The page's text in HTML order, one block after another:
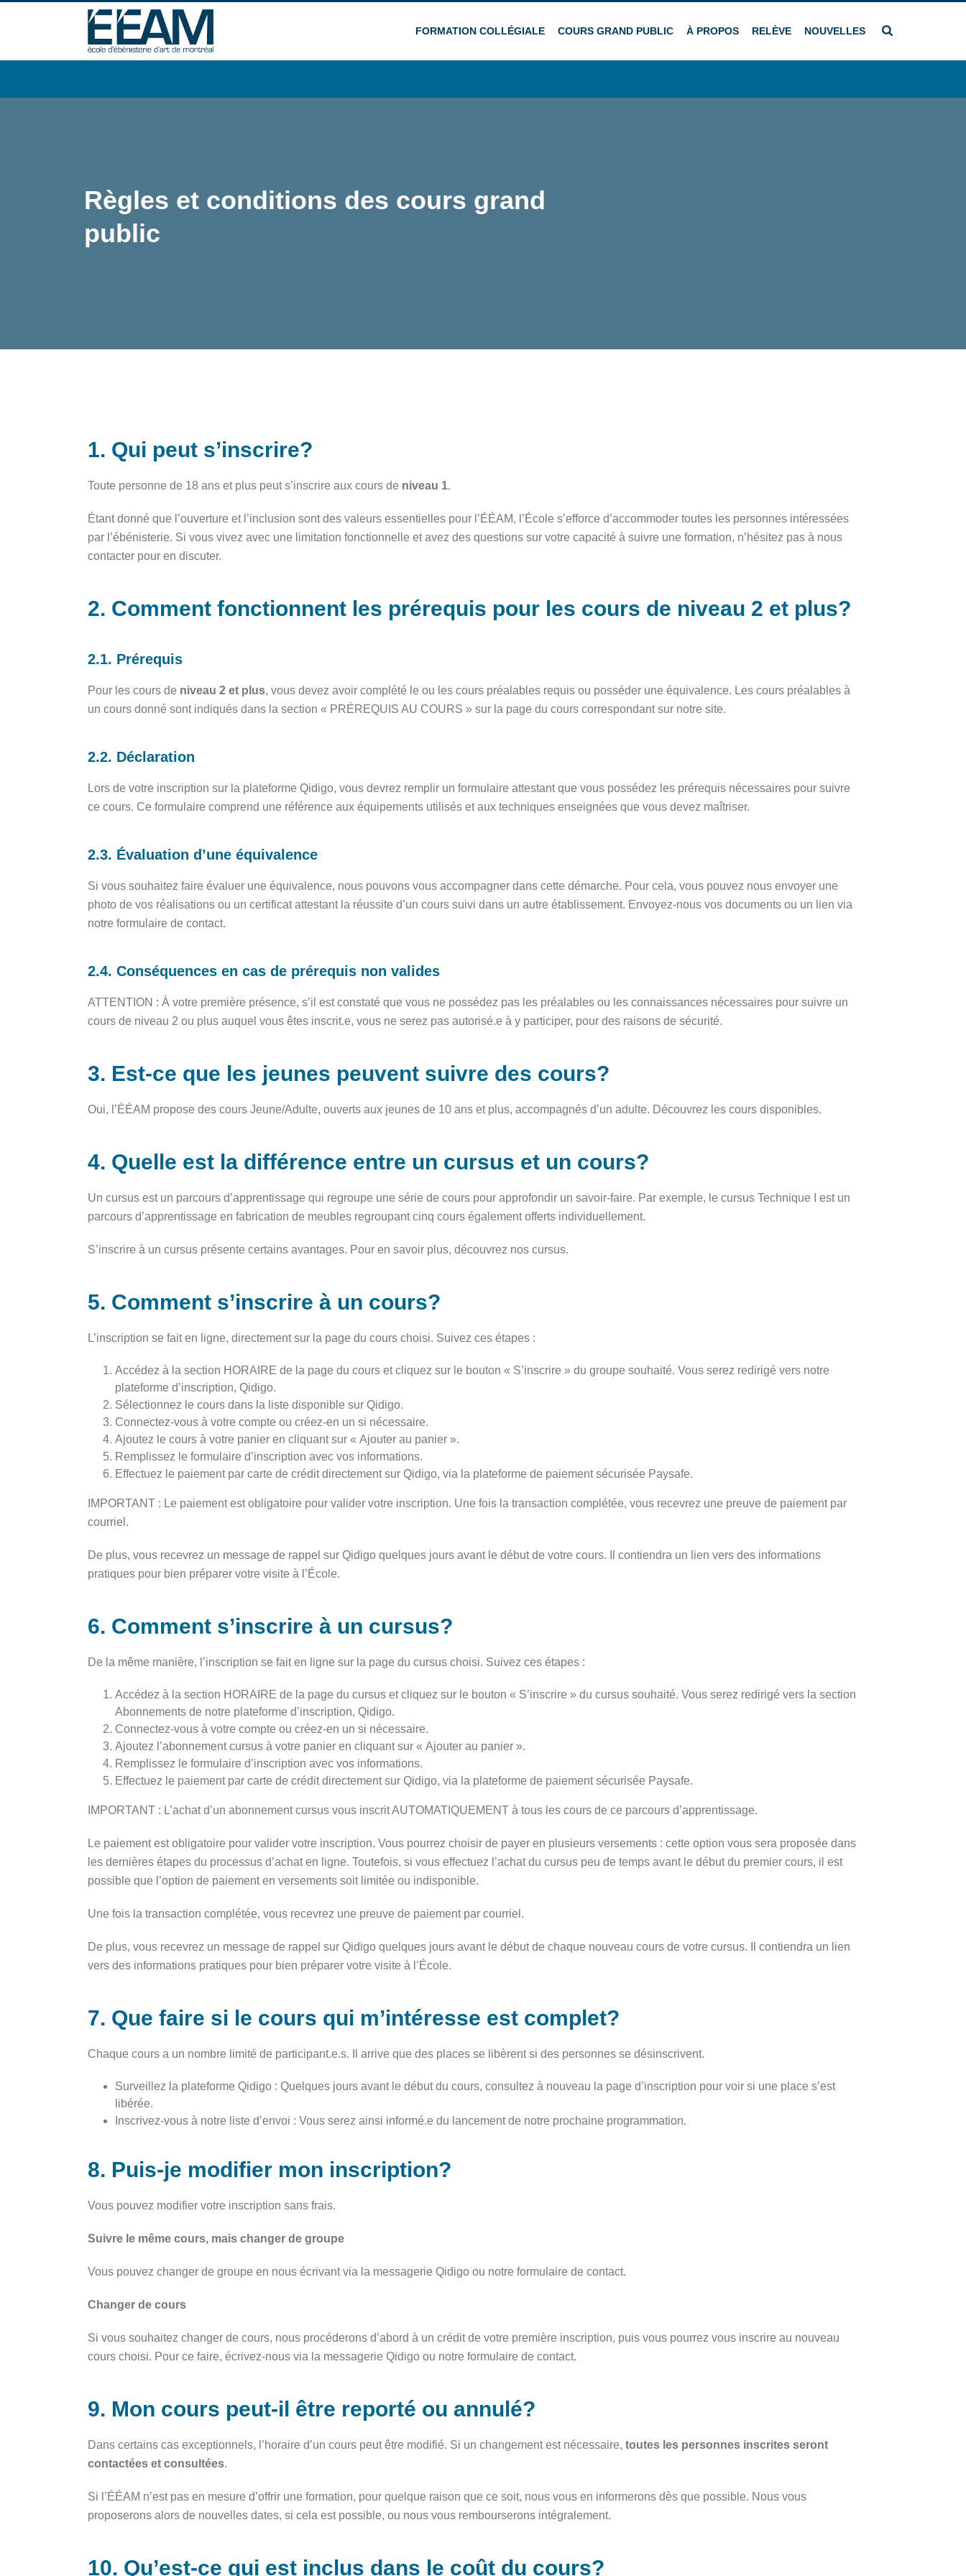
FORMATION COLLÉGIALE COURS GRAND PUBLIC À PROPOS RELÈVE NOUVELLES
Règles et conditions des cours grand
public
1. Qui peut s’inscrire?
Toute personne de 18 ans et plus peut s’inscrire aux cours de niveau 1.
Étant donné que l’ouverture et l’inclusion sont des valeurs essentielles pour l’ÉÉAM, l’École s’efforce d’accommoder toutes les personnes intéressées
par l’ébénisterie. Si vous vivez avec une limitation fonctionnelle et avez des questions sur votre capacité à suivre une formation, n’hésitez pas à nous
contacter pour en discuter.
2. Comment fonctionnent les prérequis pour les cours de niveau 2 et plus?
2.1. Prérequis
Pour les cours de niveau 2 et plus, vous devez avoir complété le ou les cours préalables requis ou posséder une équivalence. Les cours préalables à
un cours donné sont indiqués dans la section « PRÉREQUIS AU COURS » sur la page du cours correspondant sur notre site.
2.2. Déclaration
Lors de votre inscription sur la plateforme Qidigo, vous devrez remplir un formulaire attestant que vous possédez les prérequis nécessaires pour suivre
ce cours. Ce formulaire comprend une référence aux équipements utilisés et aux techniques enseignées que vous devez maîtriser.
2.3. Évaluation d’une équivalence
Si vous souhaitez faire évaluer une équivalence, nous pouvons vous accompagner dans cette démarche. Pour cela, vous pouvez nous envoyer une
photo de vos réalisations ou un certificat attestant la réussite d’un cours suivi dans un autre établissement. Envoyez-nous vos documents ou un lien via
notre formulaire de contact.
2.4. Conséquences en cas de prérequis non valides
ATTENTION : À votre première présence, s’il est constaté que vous ne possédez pas les préalables ou les connaissances nécessaires pour suivre un
cours de niveau 2 ou plus auquel vous êtes inscrit.e, vous ne serez pas autorisé.e à y participer, pour des raisons de sécurité.
3. Est-ce que les jeunes peuvent suivre des cours?
Oui, l’ÉÉAM propose des cours Jeune/Adulte, ouverts aux jeunes de 10 ans et plus, accompagnés d’un adulte. Découvrez les cours disponibles.
4. Quelle est la différence entre un cursus et un cours?
Un cursus est un parcours d’apprentissage qui regroupe une série de cours pour approfondir un savoir-faire. Par exemple, le cursus Technique I est un
parcours d’apprentissage en fabrication de meubles regroupant cinq cours également offerts individuellement.
S’inscrire à un cursus présente certains avantages. Pour en savoir plus, découvrez nos cursus.
5. Comment s’inscrire à un cours?
L’inscription se fait en ligne, directement sur la page du cours choisi. Suivez ces étapes :
Accédez à la section HORAIRE de la page du cours et cliquez sur le bouton « S’inscrire » du groupe souhaité. Vous serez redirigé vers notre
plateforme d’inscription, Qidigo.
Sélectionnez le cours dans la liste disponible sur Qidigo.
Connectez-vous à votre compte ou créez-en un si nécessaire.
Ajoutez le cours à votre panier en cliquant sur « Ajouter au panier ».
Remplissez le formulaire d’inscription avec vos informations.
Effectuez le paiement par carte de crédit directement sur Qidigo, via la plateforme de paiement sécurisée Paysafe.
IMPORTANT : Le paiement est obligatoire pour valider votre inscription. Une fois la transaction complétée, vous recevrez une preuve de paiement par
courriel.
De plus, vous recevrez un message de rappel sur Qidigo quelques jours avant le début de votre cours. Il contiendra un lien vers des informations
pratiques pour bien préparer votre visite à l’École.
6. Comment s’inscrire à un cursus?
De la même manière, l’inscription se fait en ligne sur la page du cursus choisi. Suivez ces étapes :
Accédez à la section HORAIRE de la page du cursus et cliquez sur le bouton « S’inscrire » du cursus souhaité. Vous serez redirigé vers la section
Abonnements de notre plateforme d’inscription, Qidigo.
Connectez-vous à votre compte ou créez-en un si nécessaire.
Ajoutez l’abonnement cursus à votre panier en cliquant sur « Ajouter au panier ».
Remplissez le formulaire d’inscription avec vos informations.
Effectuez le paiement par carte de crédit directement sur Qidigo, via la plateforme de paiement sécurisée Paysafe.
IMPORTANT : L’achat d’un abonnement cursus vous inscrit AUTOMATIQUEMENT à tous les cours de ce parcours d’apprentissage.
Le paiement est obligatoire pour valider votre inscription. Vous pourrez choisir de payer en plusieurs versements : cette option vous sera proposée dans
les dernières étapes du processus d’achat en ligne. Toutefois, si vous effectuez l’achat du cursus peu de temps avant le début du premier cours, il est
possible que l’option de paiement en versements soit limitée ou indisponible.
Une fois la transaction complétée, vous recevrez une preuve de paiement par courriel.
De plus, vous recevrez un message de rappel sur Qidigo quelques jours avant le début de chaque nouveau cours de votre cursus. Il contiendra un lien
vers des informations pratiques pour bien préparer votre visite à l’École.
7. Que faire si le cours qui m’intéresse est complet?
Chaque cours a un nombre limité de participant.e.s. Il arrive que des places se libèrent si des personnes se désinscrivent.
Surveillez la plateforme Qidigo : Quelques jours avant le début du cours, consultez à nouveau la page d’inscription pour voir si une place s’est
libérée.
Inscrivez-vous à notre liste d’envoi : Vous serez ainsi informé.e du lancement de notre prochaine programmation.
8. Puis-je modifier mon inscription?
Vous pouvez modifier votre inscription sans frais.
Suivre le même cours, mais changer de groupe
Vous pouvez changer de groupe en nous écrivant via la messagerie Qidigo ou notre formulaire de contact.
Changer de cours
Si vous souhaitez changer de cours, nous procéderons d’abord à un crédit de votre première inscription, puis vous pourrez vous inscrire au nouveau
cours choisi. Pour ce faire, écrivez-nous via la messagerie Qidigo ou notre formulaire de contact.
9. Mon cours peut-il être reporté ou annulé?
Dans certains cas exceptionnels, l’horaire d’un cours peut être modifié. Si un changement est nécessaire, toutes les personnes inscrites seront
contactées et consultées.
Si l’ÉÉAM n’est pas en mesure d’offrir une formation, pour quelque raison que ce soit, nous vous en informerons dès que possible. Nous vous
proposerons alors de nouvelles dates, si cela est possible, ou nous vous rembourserons intégralement.
10. Qu’est-ce qui est inclus dans le coût du cours?